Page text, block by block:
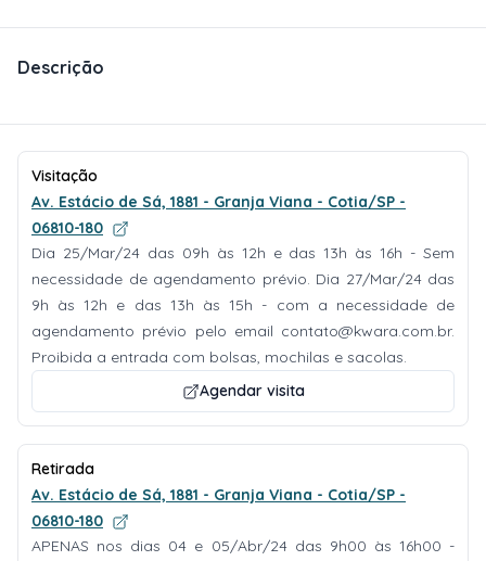
Descrição
Visitação
Av. Estácio de Sá, 1881 - Granja Viana - Cotia/SP -
06810-180
Dia 25/Mar/24 das 09h às 12h e das 13h às 16h - Sem
necessidade de agendamento prévio. Dia 27/Mar/24 das
9h às 12h e das 13h às 15h - com a necessidade de
agendamento prévio pelo email contato@kwara.com.br.
Proibida a entrada com bolsas, mochilas e sacolas.
Agendar visita
Retirada
Av. Estácio de Sá, 1881 - Granja Viana - Cotia/SP -
06810-180
APENAS nos dias 04 e 05/Abr/24 das 9h00 às 16h00 -